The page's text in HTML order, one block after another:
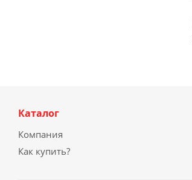
Каталог
Компания
Как купить?